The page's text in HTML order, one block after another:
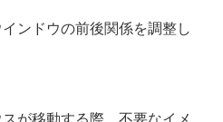
ンドウの前後関係を調整し